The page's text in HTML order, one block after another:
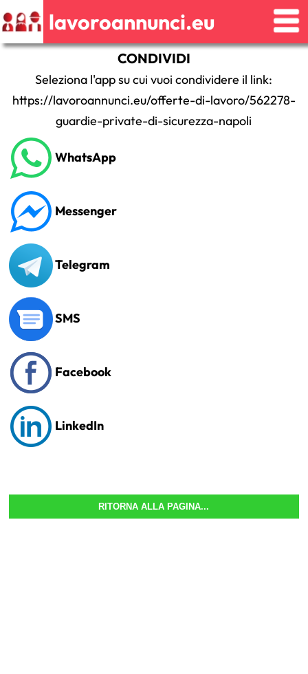
lavoroannunci.eu
CONDIVIDI
Seleziona l'app su cui vuoi condividere il link:
https://lavoroannunci.eu/offerte-di-lavoro/562278-
guardie-private-di-sicurezza-napoli
WhatsApp
Messenger
Telegram
SMS
Facebook
LinkedIn
RITORNA ALLA PAGINA...